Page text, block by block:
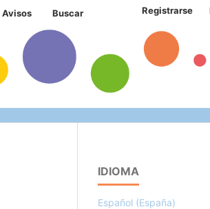
Avisos Buscar Registrarse
IDIOMA
Español (España)